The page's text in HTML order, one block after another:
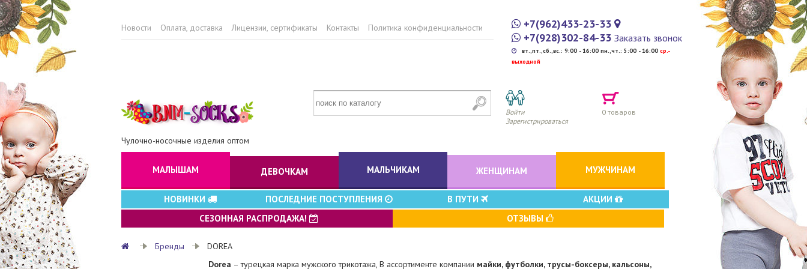
Новости Оплата, доставка Лицензии, сертификаты Контакты Политика конфиденциальности
+7(962)433-23-33
+7(928)302-84-33 Заказать звонок
вт.,пт.,сб.,вс.: 9:00 - 16:00 пн.,чт.: 5:00 - 16:00 cр.-
выходной
Чулочно-носочные изделия оптом
Войти
Зарегистрироваться
0 товаров
МАЛЫШАМ ДЕВОЧКАМ МАЛЬЧИКАМ ЖЕНЩИНАМ МУЖЧИНАМ
НОВИНКИ ПОСЛЕДНИЕ ПОСТУПЛЕНИЯ В ПУТИ
АКЦИИ
СЕЗОННАЯ РАСПРОДАЖА!
ОТЗЫВЫ
Бренды
DOREA
Dorea – турецкая марка мужского трикотажа, В ассортименте компании майки, футболки, трусы-боксеры, кальсоны,